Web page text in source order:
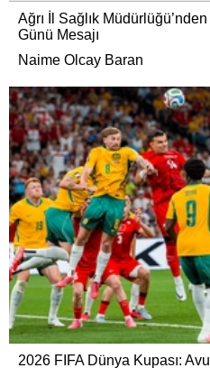
Ağrı İl Sağlık
Günü Mesajı
Naime Olcay Baran
2026 FIFA Dünya Kupası: